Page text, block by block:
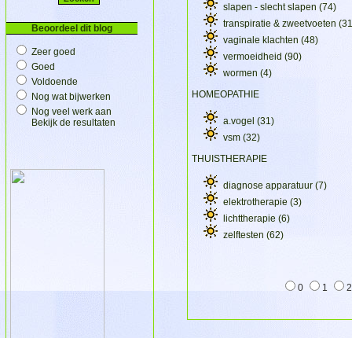
Beoordeel dit blog
Zeer goed
Goed
Voldoende
Nog wat bijwerken
Nog veel werk aan
Bekijk de resultaten
slapen - slecht slapen (74)
transpiratie & zweetvoeten
vaginale klachten (48)
vermoeidheid (90)
wormen (4)
HOMEOPATHIE
a.vogel (31)
vsm (32)
THUISTHERAPIE
diagnose apparatuur (7)
elektrotherapie (3)
lichttherapie (6)
zelftesten (62)
0 1